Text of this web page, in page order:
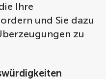
Ihre
und Sie dazu
zu